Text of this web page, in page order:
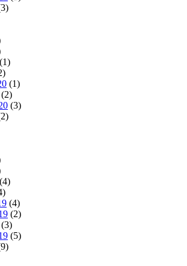
(1)
(1)
(2)
(3)
(4)
(4)
(2)
(3)
(5)